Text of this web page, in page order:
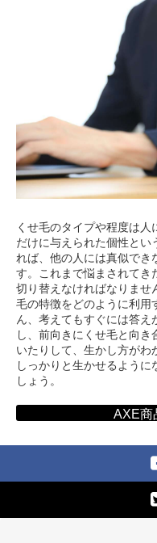
くせ毛のタイプや程度は
だけに与えられた個性とい
れば、他の人には真似でき
す。これまで悩まされてき
切り替えなければなりませ
毛の特徴をどのように利用
ん、考えてもすぐには答え
し、前向きにくせ毛と向
いたりして、生かし方がわ
しっかりと生かせるように
しょう。
AXE商